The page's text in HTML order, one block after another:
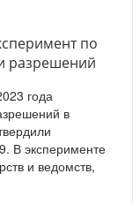
по
разрешений
года
в
В эксперименте
и ведомств,